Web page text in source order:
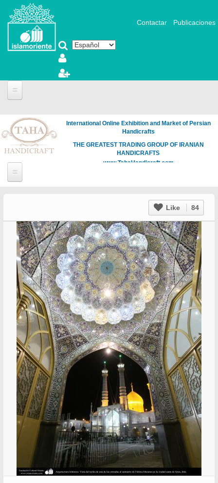
Pasar al contenido principal
Contactar Publicaciones
International Online Exhibition and Market of Persian
Handicrafts
THE GREATEST TRADING GROUP OF IRANIAN
HANDICRAFTS
www.TahaHandicraft.com
Like 84